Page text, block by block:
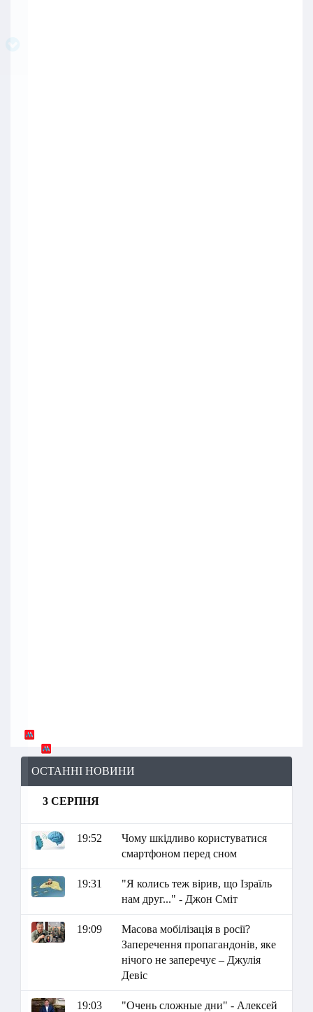
ОСТАННІ НОВИНИ
3 СЕРПНЯ
19:52
Чому шкідливо користуватися
смартфоном перед сном
19:31
"Я колись теж вірив, що Ізраїль
нам друг..." - Джон Сміт
19:09
Масова мобілізація в росії?
Заперечення пропагандонів, яке
нічого не заперечує – Джулія
Девіс
19:03
"Очень сложные дни" - Алексей